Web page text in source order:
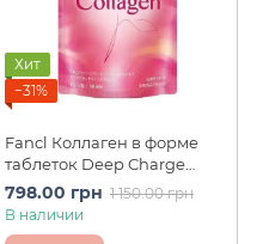
Хит
−31%
Fancl Коллаген в форме
таблеток Deep Charge
Collagen 180 шт на 30 дней
798.00 грн 1 150.00 грн
В наличии